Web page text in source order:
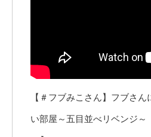
【＃フブみこさん】フブさ
い部屋～五目並べリベンジ～